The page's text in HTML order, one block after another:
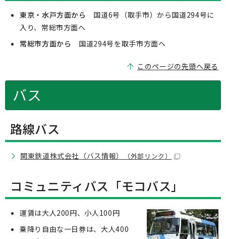
東京・水戸方面から
国道6号（取手市）から国道294号に
入り、常総市方面へ
常総市方面から
国道294号を取手市方面へ
このページの先頭へ戻る
バス
路線バス
関東鉄道株式会社（バス情報） （外部リンク）
コミュニティバス「モコバス」
運賃は大人200円、小人100円
乗降り自由な一日券は、大人400